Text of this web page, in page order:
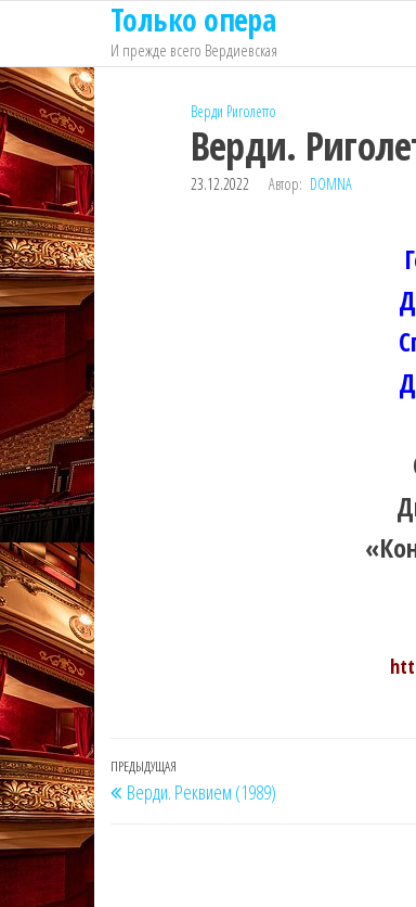
содержимому
Только опера
И прежде всего Вердиевская
Верди Риголетто
Верди.
23.12.2022 Автор: DOMNA
Навигация
по
Предыдущая
запись
ПРЕДЫДУЩАЯ
Верди. Реквием (1989)